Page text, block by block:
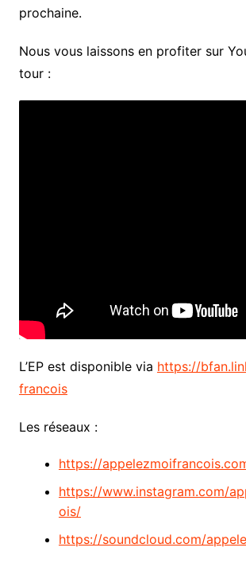
prochaine.
Nous vous laissons en profiter sur
tour :
L’EP est disponible via https://
francois
Les réseaux :
https://
https://www.instagram.com/
ois/
https://soundcloud.com/